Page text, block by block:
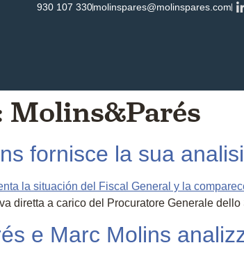
930 107 330molinspares@molinspares.com
Molins&Parés
fornisce la sua
diretta a carico del Procuratore Generale
e Marc Molins